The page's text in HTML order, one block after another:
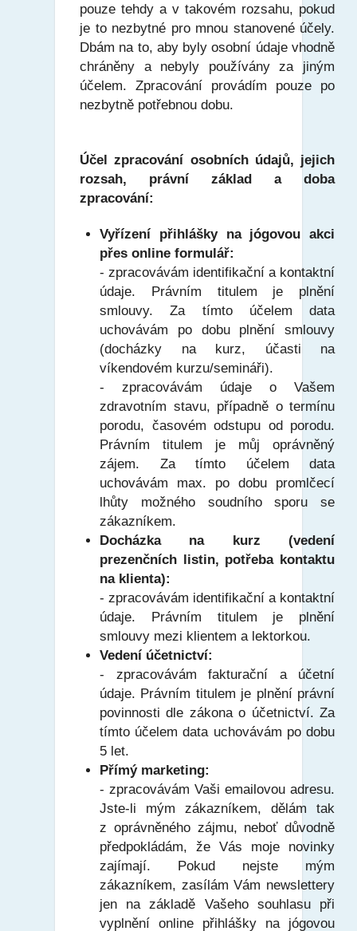
pouze tehdy a v takovém rozsahu, pokud
je to nezbytné pro mnou stanovené účely.
Dbám na to, aby byly osobní údaje vhodně
chráněny a nebyly používány za jiným
účelem. Zpracování provádím pouze po
nezbytně potřebnou dobu.
Účel zpracování osobních údajů, jejich
rozsah, právní základ a doba
zpracování:
Vyřízení přihlášky na jógovou akci
přes online formulář:
- zpracovávám identifikační a kontaktní
údaje. Právním titulem je plnění
smlouvy. Za tímto účelem data
uchovávám po dobu plnění smlouvy
(docházky na kurz, účasti na
víkendovém kurzu/semináři).
- zpracovávám údaje o Vašem
zdravotním stavu, případně o termínu
porodu, časovém odstupu od porodu.
Právním titulem je můj oprávněný
zájem. Za tímto účelem data
uchovávám max. po dobu promlčecí
lhůty možného soudního sporu se
zákazníkem.
Docházka na kurz (vedení
prezenčních listin, potřeba kontaktu
na klienta):
- zpracovávám identifikační a kontaktní
údaje. Právním titulem je plnění
smlouvy mezi klientem a lektorkou.
Vedení účetnictví:
- zpracovávám fakturační a účetní
údaje. Právním titulem je plnění právní
povinnosti dle zákona o účetnictví. Za
tímto účelem data uchovávám po dobu
5 let.
Přímý marketing:
- zpracovávám Vaši emailovou adresu.
Jste-li mým zákazníkem, dělám tak
z oprávněného zájmu, neboť důvodně
předpokládám, že Vás moje novinky
zajímají. Pokud nejste mým
zákazníkem, zasílám Vám newslettery
jen na základě Vašeho souhlasu při
vyplnění online přihlášky na jógovou